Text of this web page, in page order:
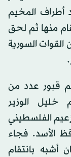
المخيم
منها ثم لحق
السورية
قبور عدد من
خليل الوزير
الفلسطيني
الأسد. فجاء
أشبه بانتقام